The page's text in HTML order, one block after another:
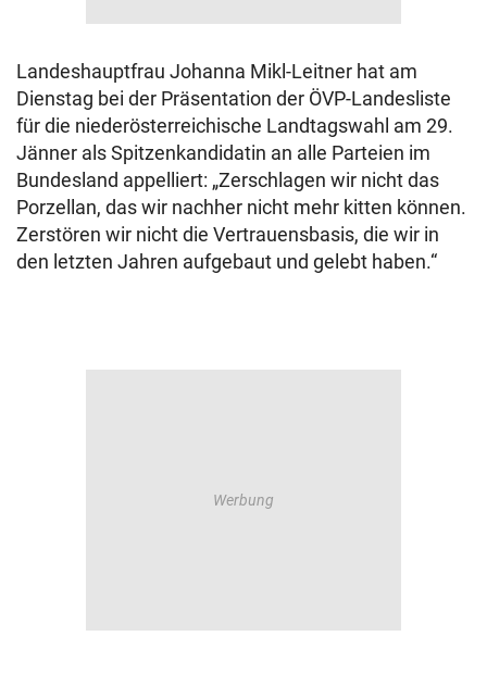
Landeshauptfrau Johanna Mikl-Leitner hat am
Dienstag bei der Präsentation der ÖVP-Landesliste
für die niederösterreichische Landtagswahl am 29.
Jänner als Spitzenkandidatin an alle Parteien im
Bundesland appelliert: „Zerschlagen wir nicht das
Porzellan, das wir nachher nicht mehr kitten können.
Zerstören wir nicht die Vertrauensbasis, die wir in
den letzten Jahren aufgebaut und gelebt haben.“